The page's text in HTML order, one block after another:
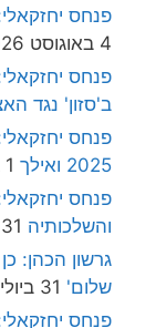
פנחס
4 באוגוסט 2026
פנחס
ב'סזון' נגד
פנחס
2025 ואילך
1 באוגוסט 2026
פנחס
והשלכותיה 31 ביולי 2026
גרשון הכהן:
שלום' 31 ביולי 2026
פנחס